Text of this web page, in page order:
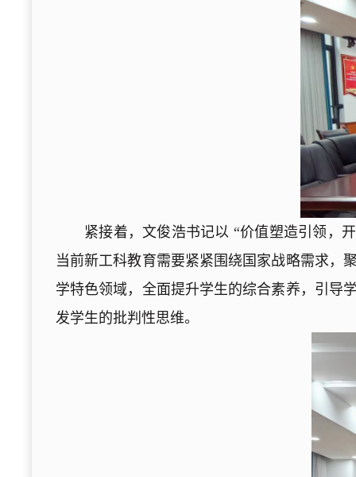
紧接着，文俊浩书记以 “价值塑造引领，
当前新工科教育需要紧紧围绕国家战略需求，
学特色领域，全面提升学生的综合素养，引导
发学生的批判性思维。